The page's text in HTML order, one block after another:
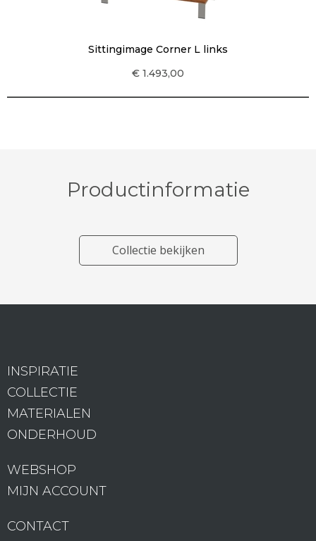
Sittingimage Corner L links
€ 1.493,00
Productinformatie
Collectie bekijken
INSPIRATIE
COLLECTIE
MATERIALEN
ONDERHOUD
WEBSHOP
MIJN ACCOUNT
CONTACT